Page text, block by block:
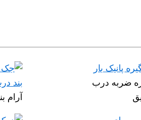
آرام
ضربه درب